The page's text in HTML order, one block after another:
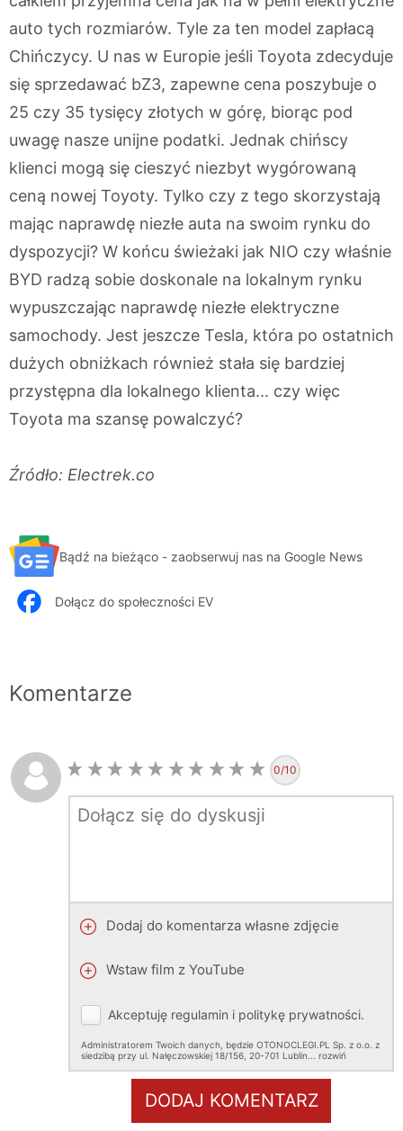
auto tych rozmiarów. Tyle za ten model zapłacą
Chińczycy. U nas w Europie jeśli Toyota zdecyduje
się sprzedawać bZ3, zapewne cena poszybuje o
25 czy 35 tysięcy złotych w górę, biorąc pod
uwagę nasze unijne podatki. Jednak chińscy
klienci mogą się cieszyć niezbyt wygórowaną
ceną nowej Toyoty. Tylko czy z tego skorzystają
mając naprawdę niezłe auta na swoim rynku do
dyspozycji? W końcu świeżaki jak NIO czy właśnie
BYD radzą sobie doskonale na lokalnym rynku
wypuszczając naprawdę niezłe elektryczne
samochody. Jest jeszcze Tesla, która po ostatnich
dużych obniżkach również stała się bardziej
przystępna dla lokalnego klienta... czy więc
Toyota ma szansę powalczyć?
Źródło: Electrek.co
Bądź na bieżąco - zaobserwuj nas na Google News
Dołącz do społeczności EV
Komentarze
0/10
Dodaj do komentarza własne zdjęcie
Wstaw film z YouTube
Akceptuję regulamin i politykę prywatności.
Administratorem Twoich danych, będzie OTONOCLEGI.PL Sp. z o.o. z
siedzibą przy ul. Nałęczowskiej 18/156, 20-701 Lublin.
rozwiń
DODAJ KOMENTARZ